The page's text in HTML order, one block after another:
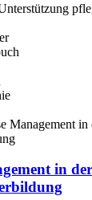
in